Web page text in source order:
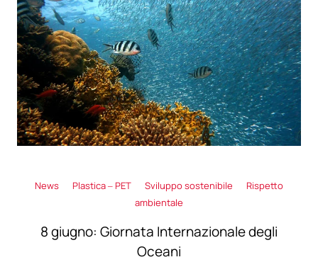
News Plastica – PET Sviluppo sostenibile
Rispetto
ambientale
8 giugno: Giornata Internazionale degli
Oceani